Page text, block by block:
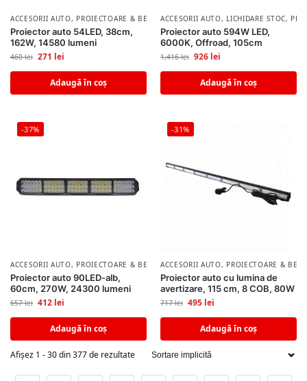
ACCESORII AUTO, PROIECTOARE & BECURI AUTO
Proiector auto 54LED, 38cm,
162W, 14580 lumeni
460lei 271 lei
Adaugă în coș
ACCESORII AUTO, LICHIDARE STOC,
Proiector auto 594W LED,
6000K, Offroad, 105cm
1,416lei 926 lei
Adaugă în coș
-37%
ACCESORII AUTO, PROIECTOARE & BECURI AUTO
Proiector auto 90LED-alb,
60cm, 270W, 24300 lumeni
657lei 412 lei
Adaugă în coș
-31%
ACCESORII AUTO, PROIECTOARE &
Proiector auto cu lumina de
avertizare, 115 cm, 8 COB, 80W
717lei 495 lei
Adaugă în coș
Afișez 1 - 30 din 377 de rezultate